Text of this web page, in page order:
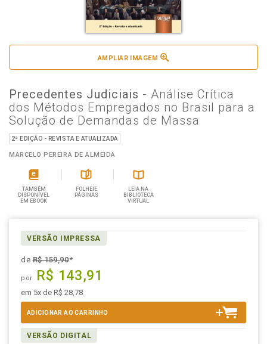
AMPLIAR IMAGEM
Precedentes Judiciais - Análise Crítica
dos Métodos Empregados no Brasil para a
Solução de Demandas de Massa
2ª EDIÇÃO - REVISTA E ATUALIZADA
MARCELO PEREIRA DE ALMEIDA
TAMBÉM
DISPONÍVEL
EM EBOOK
FOLHEIE
PÁGINAS
LEIA NA
BIBLIOTECA
VIRTUAL
VERSÃO IMPRESSA
deR$ 159,90*
por R$ 143,91
em 5x de R$ 28,78
ADICIONAR AO CARRINHO
VERSÃO DIGITAL